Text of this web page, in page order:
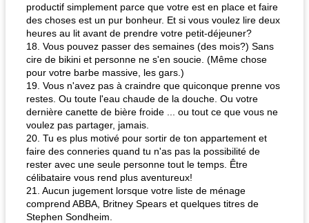
productif simplement parce que votre est en place et faire
des choses est un pur bonheur. Et si vous voulez lire deux
heures au lit avant de prendre votre petit-déjeuner?
18. Vous pouvez passer des semaines (des mois?) Sans
cire de bikini et personne ne s'en soucie. (Même chose
pour votre barbe massive, les gars.)
19. Vous n'avez pas à craindre que quiconque prenne vos
restes. Ou toute l'eau chaude de la douche. Ou votre
dernière canette de bière froide ... ou tout ce que vous ne
voulez pas partager, jamais.
20. Tu es plus motivé pour sortir de ton appartement et
faire des conneries quand tu n'as pas la possibilité de
rester avec une seule personne tout le temps. Être
célibataire vous rend plus aventureux!
21. Aucun jugement lorsque votre liste de ménage
comprend ABBA, Britney Spears et quelques titres de
Stephen Sondheim.